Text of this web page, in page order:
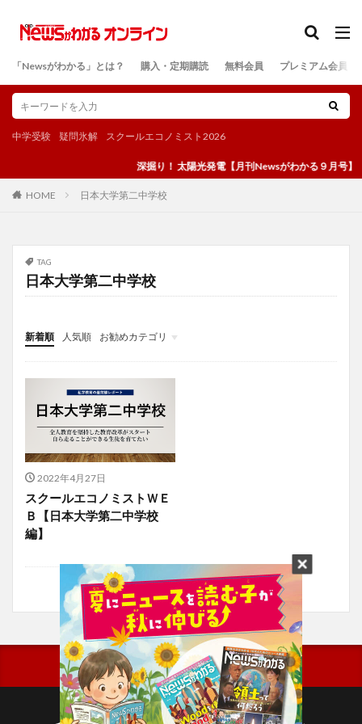
「Newsがわかる」とは？ 購入・定期購読 無料会員 プレミアム会員
中学受験 疑問氷解 スクールエコノミスト2026
深掘り！ 太陽光発電【月刊Newsがわかる９月号】
HOME 日本大学第二中学校
TAG
日本大学第二中学校
新着順 人気順
お勧めカテゴリ
投稿
学び
マンガ
電子書籍
2022年4月27日
スクールエコノミストＷＥ
Ｂ【日本大学第二中学校
編】
検索